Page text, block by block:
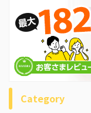
Category